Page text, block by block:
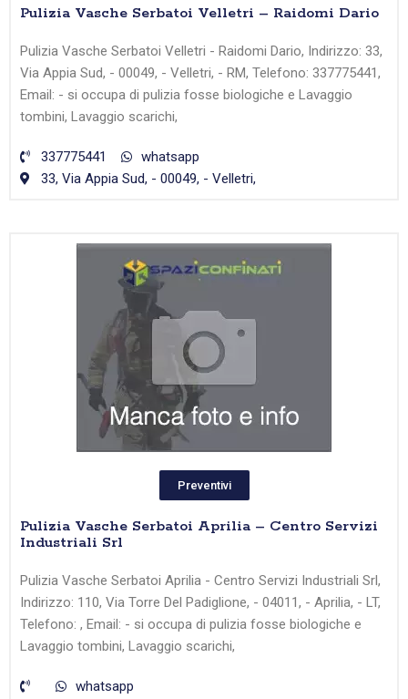
Pulizia Vasche Serbatoi Velletri – Raidomi Dario
Pulizia Vasche Serbatoi Velletri - Raidomi Dario, Indirizzo: 33,
Via Appia Sud, - 00049, - Velletri, - RM, Telefono: 337775441,
Email: - si occupa di pulizia fosse biologiche e Lavaggio
tombini, Lavaggio scarichi,
337775441
whatsapp
33, Via Appia Sud, - 00049, - Velletri,
Preventivi
Pulizia Vasche Serbatoi Aprilia – Centro Servizi
Industriali Srl
Pulizia Vasche Serbatoi Aprilia - Centro Servizi Industriali Srl,
Indirizzo: 110, Via Torre Del Padiglione, - 04011, - Aprilia, - LT,
Telefono: , Email: - si occupa di pulizia fosse biologiche e
Lavaggio tombini, Lavaggio scarichi,
whatsapp